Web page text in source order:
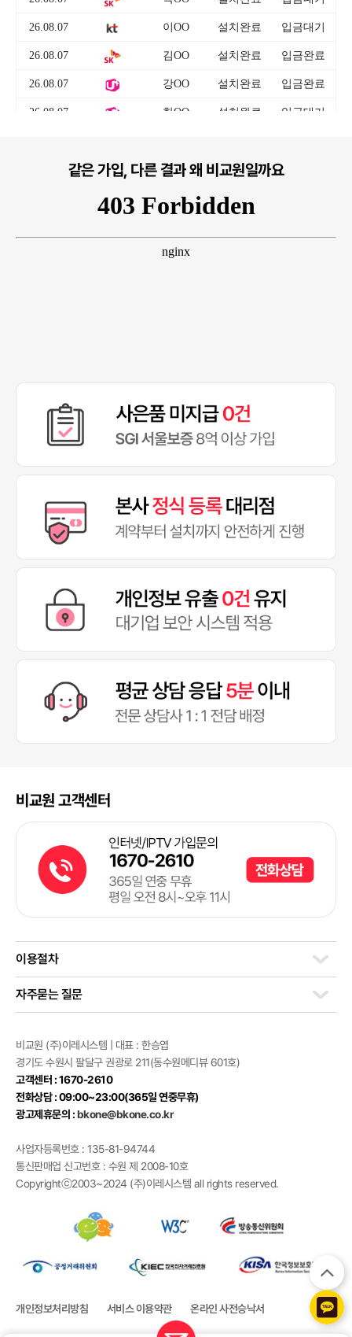
같은 가입, 다른 결과 왜 비교원일까요
비교원 고객센터
이용절차
자주묻는 질문
비교원 (주)이레시스템 | 대표 : 한승엽
경기도 수원시 팔달구 권광로 211(동수원메디뷰 601호)
고객센터 : 1670-2610
전화상담 : 09:00~23:00(365일 연중무휴)
광고제휴문의 :bkone@bkone.co.kr
사업자등록번호 : 135-81-94744
통신판매업 신고번호 : 수원 제 2008-10호
Copyrightⓒ2003~2024 (주)이레시스템 all rights reserved.
개인정보처리방침 서비스 이용약관 온라인 사전승낙서